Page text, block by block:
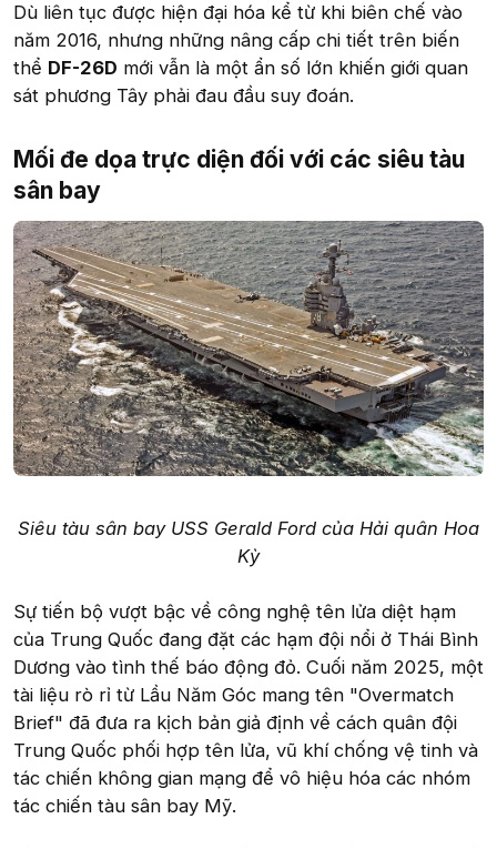
Dù liên tục được hiện đại hóa kể từ khi biên chế vào
năm 2016, nhưng những nâng cấp chi tiết trên biến
thể DF-26D mới vẫn là một ẩn số lớn khiến giới quan
sát phương Tây phải đau đầu suy đoán.
Mối đe dọa trực diện đối với các siêu tàu
sân bay​
Siêu tàu sân bay USS Gerald Ford của Hải quân Hoa
Kỳ
Sự tiến bộ vượt bậc về công nghệ tên lửa diệt hạm
của Trung Quốc đang đặt các hạm đội nổi ở Thái Bình
Dương vào tình thế báo động đỏ. Cuối năm 2025, một
tài liệu rò rỉ từ Lầu Năm Góc mang tên "Overmatch
Brief" đã đưa ra kịch bản giả định về cách quân đội
Trung Quốc phối hợp tên lửa, vũ khí chống vệ tinh và
tác chiến không gian mạng để vô hiệu hóa các nhóm
tác chiến tàu sân bay Mỹ.